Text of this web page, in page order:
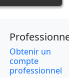
Obtenir un
compte
professionnel